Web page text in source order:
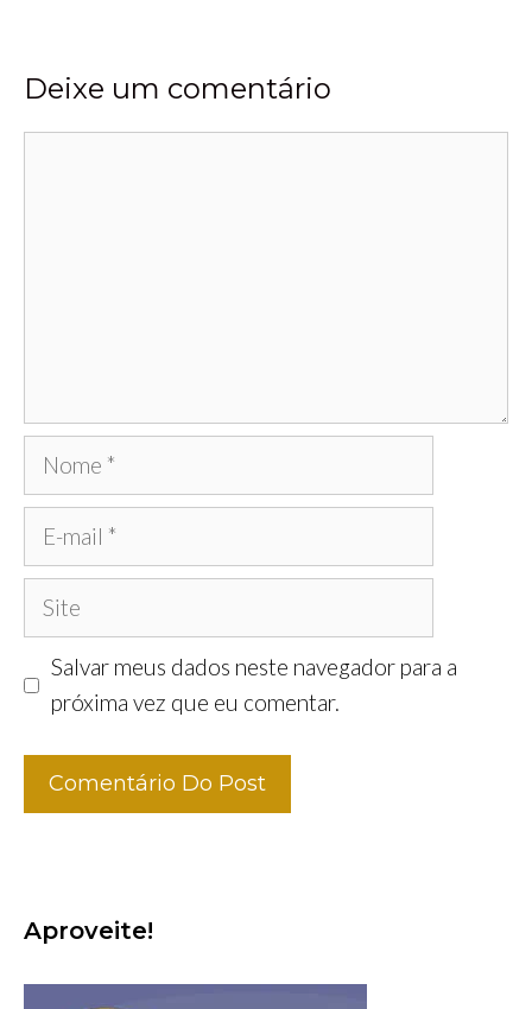
Deixe um comentário
Nome
mail
Site
Salvar meus dados neste navegador para a
próxima vez que eu comentar.
Aproveite!